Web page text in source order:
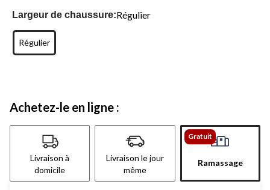
Largeur de chaussure:Régulier
Régulier
Achetez-le en ligne :
Livraison à
domicile
Livraison le jour
même
Gratuit
Ramassage